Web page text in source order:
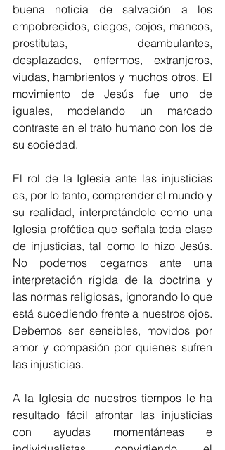
buena noticia de salvación a los
empobrecidos, ciegos, cojos, mancos,
prostitutas, deambulantes,
desplazados, enfermos, extranjeros,
viudas, hambrientos y muchos otros. El
movimiento de Jesús fue uno de
iguales, modelando un marcado
contraste en el trato humano con los de
su sociedad.
El rol de la Iglesia ante las injusticias
es, por lo tanto, comprender el mundo y
su realidad, interpretándolo como una
Iglesia profética que señala toda clase
de injusticias, tal como lo hizo Jesús.
No podemos cegarnos ante una
interpretación rígida de la doctrina y
las normas religiosas, ignorando lo que
está sucediendo frente a nuestros ojos.
Debemos ser sensibles, movidos por
amor y compasión por quienes sufren
las injusticias.
A la Iglesia de nuestros tiempos le ha
resultado fácil afrontar las injusticias
con ayudas momentáneas e